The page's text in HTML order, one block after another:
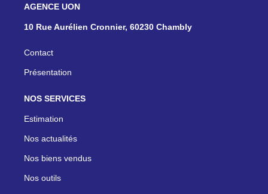
NOS AGENCES
10 Rue Aurélien Cronnier, 60230 Chambly
Contact
Présentation
NOS SERVICES
Estimation
Nos actualités
Nos biens vendus
Nos outils